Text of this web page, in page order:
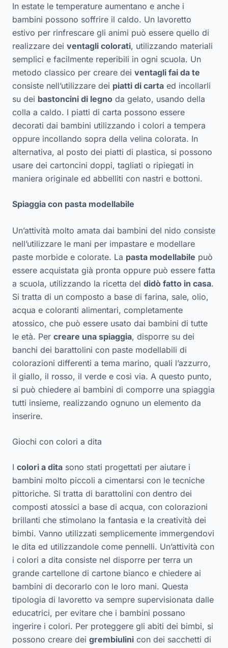
In estate le temperature aumentano e anche i
bambini possono soffrire il caldo. Un lavoretto
estivo per rinfrescare gli animi può essere quello di
realizzare dei ventagli colorati, utilizzando materiali
semplici e facilmente reperibili in ogni scuola. Un
metodo classico per creare dei ventagli fai da te
consiste nell’utilizzare dei piatti di carta ed incollarli
su dei bastoncini di legno da gelato, usando della
colla a caldo. I piatti di carta possono essere
decorati dai bambini utilizzando i colori a tempera
oppure incollando sopra della velina colorata. In
alternativa, al posto dei piatti di plastica, si possono
usare dei cartoncini doppi, tagliati o ripiegati in
maniera originale ed abbelliti con nastri e bottoni.
Spiaggia con pasta modellabile
Un’attività molto amata dai bambini del nido consiste
nell’utilizzare le mani per impastare e modellare
paste morbide e colorate. La pasta modellabile può
essere acquistata già pronta oppure può essere fatta
a scuola, utilizzando la ricetta del didò fatto in casa.
Si tratta di un composto a base di farina, sale, olio,
acqua e coloranti alimentari, completamente
atossico, che può essere usato dai bambini di tutte
le età. Per creare una spiaggia, disporre su dei
banchi dei barattolini con paste modellabili di
colorazioni differenti a tema marino, quali l’azzurro,
il giallo, il rosso, il verde e così via. A questo punto,
si può chiedere ai bambini di comporre una spiaggia
tutti insieme, realizzando ognuno un elemento da
inserire.
Giochi con colori a dita
I colori a dita sono stati progettati per aiutare i
bambini molto piccoli a cimentarsi con le tecniche
pittoriche. Si tratta di barattolini con dentro dei
composti atossici a base di acqua, con colorazioni
brillanti che stimolano la fantasia e la creatività dei
bimbi. Vanno utilizzati semplicemente immergendovi
le dita ed utilizzandole come pennelli. Un’attività con
i colori a dita consiste nel disporre per terra un
grande cartellone di cartone bianco e chiedere ai
bambini di decorarlo con le loro mani. Questa
tipologia di lavoretto va sempre supervisionata dalle
educatrici, per evitare che i bambini possano
ingerire i colori. Per proteggere gli abiti dei bimbi, si
possono creare dei grembiulini con dei sacchetti di